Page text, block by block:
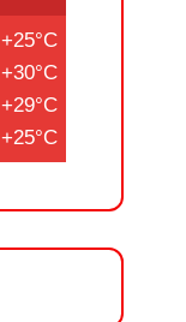
+25°C
+30°C
+29°C
+25°C